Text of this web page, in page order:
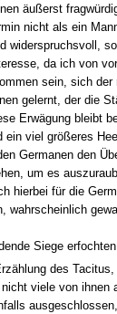
äußerst
nicht als ein
widerspruchsvoll,
da ich von
sein, sich
gelernt, der die
Erwägung bleibt
viel größeres
Germanen den
um es
hierbei für die
Siege
des
viele von